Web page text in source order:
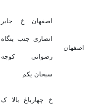
اصفهان
اصفهان خ جابر
انصاری جنب بنگاه
رضوانی کوچه
سبحان یکم
خ چهارباغ بالا ک